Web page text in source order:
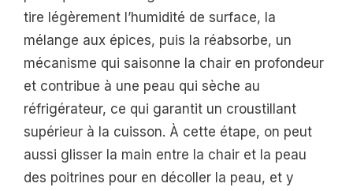
tire légèrement l’humidité de surface, la
mélange aux épices, puis la réabsorbe, un
mécanisme qui saisonne la chair en profondeur
et contribue à une peau qui sèche au
réfrigérateur, ce qui garantit un croustillant
supérieur à la cuisson. À cette étape, on peut
aussi glisser la main entre la chair et la peau
des poitrines pour en décoller la peau, et y